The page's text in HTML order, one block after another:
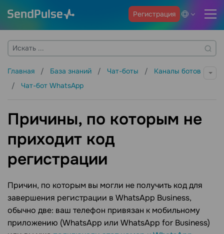
Регистрация
Главная База знаний Чат-боты
Каналы ботов
Чат-бот WhatsApp
Причины, по которым не
приходит код
регистрации
Причин, по которым вы могли не получить код для
завершения регистрации в WhatsApp Business,
обычно две: ваш телефон привязан к мобильному
приложению (WhatsApp или WhatsApp for Business)